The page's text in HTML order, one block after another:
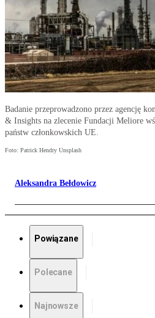
Badanie przeprowadzono przez agencję
& Insights na zlecenie Fundacji Meliore
państw członkowskich UE.
Foto: Patrick Hendry Unsplash
Aleksandra Bełdowicz
Powiązane
Polecane
Najnowsze